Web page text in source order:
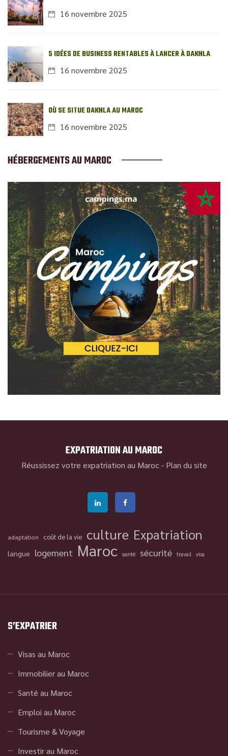
16 novembre 2025
5 IDÉES DE BUSINESS RENTABLES À LANCER À DAKHLA
16 novembre 2025
OÙ SE SITUE DAKHLA AU MAROC
16 novembre 2025
HÉBERGEMENTS AU MAROC
EXPATRIATION AU MAROC
Réussissez votre expatriation au Maroc - Plan du site
adaptation coût de la vie culture Expatriation
langue logement Maroc santé sécurité travail visa
S’EXPATRIER
Visas au Maroc
Immobilier au Maroc
Santé au Maroc
Emploi au Maroc
Tourisme & Voyage
Investir au Maroc